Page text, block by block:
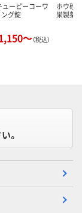
ューピーコーワ
ング錠
～（税込）
ホウ砂（
栄製薬
。